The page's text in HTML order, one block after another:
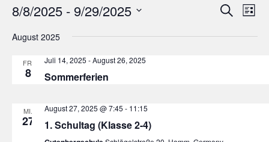
und
SUCHELISTE
8/8/2025 - 9/29/2025
wählen.
August 2025
FR.
8
Juli 14, 2025 -August 26, 2025
Sommerferien
MI.
27
August 27, 2025 @ 7:45 - 11:15
1. Schultag (Klasse 2-4)